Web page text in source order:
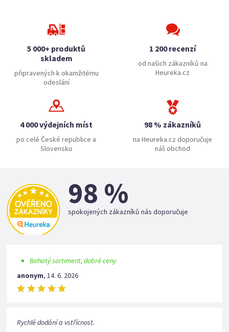
5 000+ produktů
skladem
připravených k okamžitému
odeslání
1 200 recenzí
od našich zákazníků na
Heureka.cz
4 000 výdejních míst
po celé České republice a
Slovensku
98 % zákazníků
na Heureka.cz doporučuje
náš obchod
98 %
spokojených zákazníků nás doporučuje
Bohatý sortiment, dobré ceny
anonym,14. 6. 2026
Rychlé dodání a vstřícnost.